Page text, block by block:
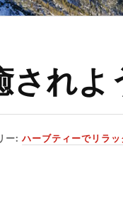
されよ
ー:ハーブティーでリラッ